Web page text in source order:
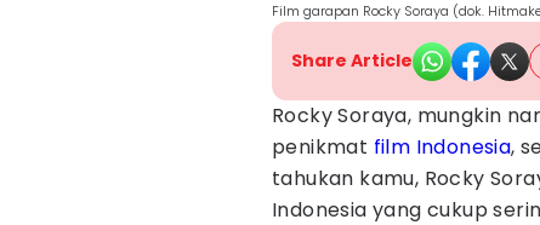
Film garapan Rocky Soraya (dok.
Share Article
Rocky Soraya, mungkin
penikmat film Indonesia,
tahukan kamu, Rocky
Indonesia yang cukup